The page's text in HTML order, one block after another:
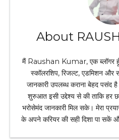
About
मैं Raushan Kumar, एक ब्लॉगर
स्कॉलरशिप, रिजल्ट, एडमिशन और
जानकारी उपलब्ध कराना बेहद
शुरुआत इसी उद्देश्य से की ताकि हर
भरोसेमंद जानकारी मिल सके। मेरा प्रयास
के अपने करियर की सही दिशा पा सकें